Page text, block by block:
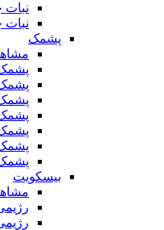
نبات
نبات
پشمک
پشمک
پشمک
پشمک
پشمک
پشمک
پشمک
بیسکویت